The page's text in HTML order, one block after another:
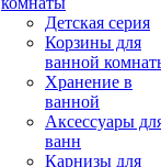
Детская серия
Корзины для
ванной
Хранение в
ванной
Аксессуары
ванн
Карнизы для